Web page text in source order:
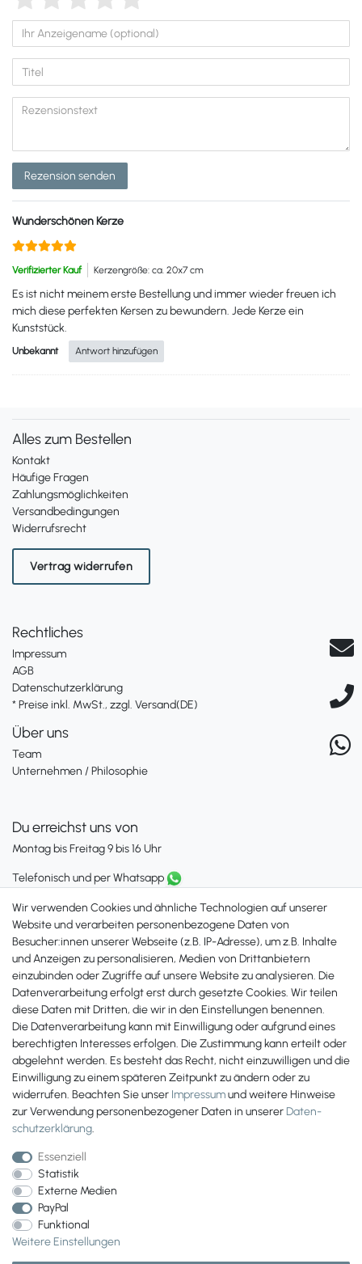
Rezension senden
Wunderschönen Kerze
Verifizierter Kauf Kerzengröße: ca. 20x7 cm
Es ist nicht meinem erste Bestellung und immer wieder freuen ich
mich diese perfekten Kersen zu bewundern. Jede Kerze ein
Kunststück.
Unbekannt Antwort hinzufügen
Alles zum Bestellen
Kontakt
Häufige Fragen
Zahlungsmöglichkeiten
Versandbedingungen
Widerrufsrecht
Vertrag widerrufen
Rechtliches
Impressum
AGB
Datenschutzerklärung
* Preise inkl. MwSt., zzgl. Versand(DE)
Über uns
Team
Unternehmen / Philosophie
Du erreichst uns von
Montag bis Freitag 9 bis 16 Uhr
Telefonisch und per Whatsapp
+49 561 287 907 84
Zahlungsmöglichkeiten
Wir verwenden Cookies und ähnliche Technologien auf unserer
Website und verarbeiten personenbezogene Daten von
Besucher:innen unserer Webseite (z.B. IP-Adresse), um z.B. Inhalte
und Anzeigen zu personalisieren, Medien von Drittanbietern
einzubinden oder Zugriffe auf unsere Website zu analysieren. Die
Datenverarbeitung erfolgt erst durch gesetzte Cookies. Wir teilen
diese Daten mit Dritten, die wir in den Einstellungen benennen.
Die Datenverarbeitung kann mit Einwilligung oder aufgrund eines
berechtigten Interesses erfolgen. Die Zustimmung kann erteilt oder
abgelehnt werden. Es besteht das Recht, nicht einzuwilligen und die
Einwilligung zu einem späteren Zeitpunkt zu ändern oder zu
widerrufen. Beachten Sie unser Impressumund weitere Hinweise
zur Verwendung personenbezogener Daten in unsererDaten­
schutz­erklärung.
Essenziell
Statistik
Externe Medien
PayPal
Funktional
Weitere Einstellungen